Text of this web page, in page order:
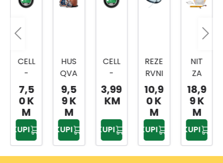
CELL
-
FAST
LAS
ZA
TRIM
ER
PRE
MIU
7,5
0 K
M
KUPI
HUS
QVA
RNA
TRIMI
NIT
2,4M
M
12M
WHIS
9,5
9 K
M
KUPI
CELL
-
FAST
LAS
TRIM
ER
PRE
MIU
3,99
KM
KUPI
REZE
RVNI
KON
AC
ZA
GC-
ET
4530
10,9
0 K
M
KUPI
NIT
ZA
TRIM
ER 2
MM X
120 M
ALS2
001
18,9
9 K
M
KUPI